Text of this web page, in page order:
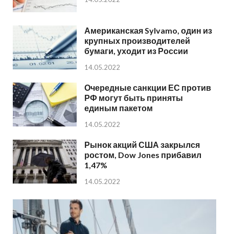
Американская Sylvamo, один из
крупных производителей
бумаги, уходит из России
14.05.2022
Очередные санкции ЕС против
РФ могут быть приняты
единым пакетом
14.05.2022
Рынок акций США закрылся
ростом, Dow Jones прибавил
1,47%
14.05.2022